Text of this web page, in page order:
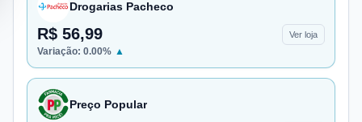
Drogarias Pacheco
R$ 56,99 Ver loja
Variação: 0.00% ▲
Preço Popular